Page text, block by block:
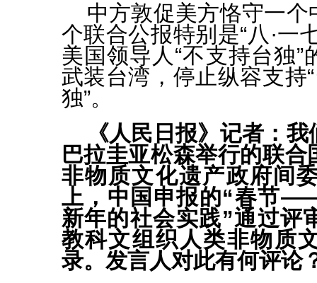
中方敦促美方恪守一
个联合公报特别是“八·一
美国领导人“不支持台独
武装台湾，停止纵容支持
独”。
《人民日报》记者：
巴拉圭亚松森举行的联合
非物质文化遗产政府间
上，中国申报的“春节
新年的社会实践”通过评
教科文组织人类非物质
录。发言人对此有何评论